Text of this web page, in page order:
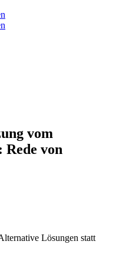
vom
Rede von
Lösungen statt